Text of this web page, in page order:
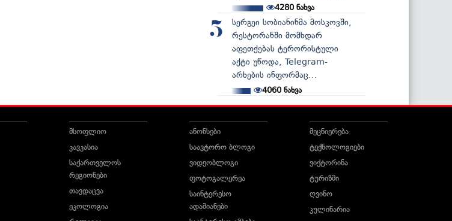
4280ნახვა
5
სერგეი სობიანინმა მოსკოვში,
რესტორანში მომხდარ
აფეთქებას ტერორისტული
აქტი უწოდა, Telegram-
არხების ინფორმაც...
4060ნახვა
მსოფლიო
კავკასია
საქართველოს
რეგიონები
თავდაცვა
ეკოლოგია
ანონსები
საავტორო ბლოგი
ვიდეობლოგი
ფოტოგალერეა
საინტერესო
ადამიანები
მეცნიერება
ტექნოლოგიები
ვიქტორინა
ტურიზმი
ღვინო
კულინარია